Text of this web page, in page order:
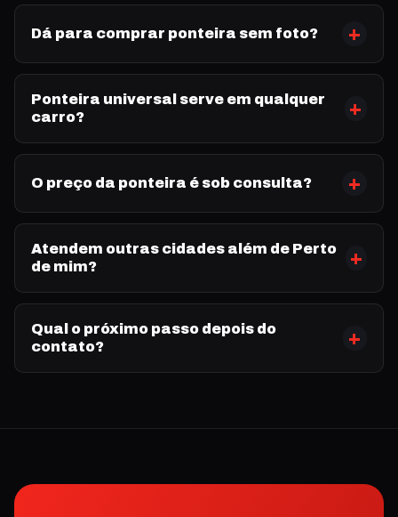
Dá para comprar ponteira sem foto?
Ponteira universal serve em qualquer
carro?
O preço da ponteira é sob consulta?
Atendem outras cidades além de Perto
de mim?
Qual o próximo passo depois do
contato?